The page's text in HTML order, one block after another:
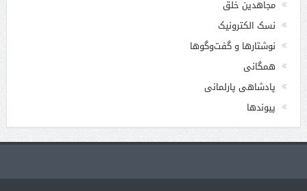
مجاهدین خلق
نسک الکترونیک
نوشتارها و گفت‌وگوها
همگانی
پادشاهی پارلمانی
پیوندها